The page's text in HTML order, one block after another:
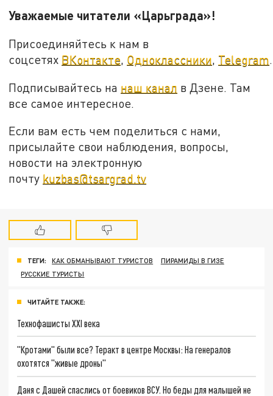
Уважаемые читатели «Царьграда»!
Присоединяйтесь к нам в
соцсетях ВКонтакте, Одноклассники, Telegram.
Подписывайтесь на наш канал в Дзене. Там
все самое интересное.
Если вам есть чем поделиться с нами,
присылайте свои наблюдения, вопросы,
новости на электронную
почту kuzbas@tsargrad.tv
ТЕГИ: КАК ОБМАНЫВАЮТ ТУРИСТОВ
ПИРАМИДЫ В ГИЗЕ
РУССКИЕ ТУРИСТЫ
ЧИТАЙТЕ ТАКЖЕ:
Технофашисты XXI века
"Кротами" были все? Теракт в центре Москвы: На генералов
охотятся "живые дроны"
Даня с Дашей спаслись от боевиков ВСУ. Но беды для малышей не